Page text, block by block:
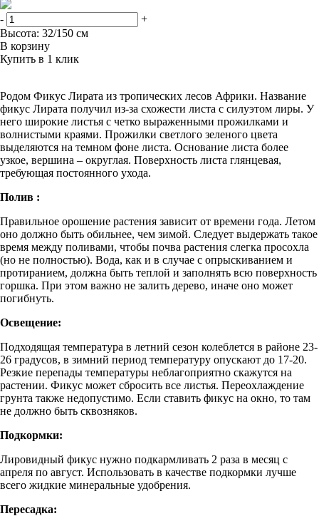
-
+
Высота: 32/150 см
В корзину
Купить в 1 клик
Родом Фикус Лирата из тропических лесов Африки. Название
фикус Лирата получил из-за схожести листа с силуэтом лиры. У
него широкие листья с четко выраженными прожилками и
волнистыми краями. Прожилки светлого зеленого цвета
выделяются на темном фоне листа. Основание листа более
узкое, вершина – округлая. Поверхность листа глянцевая,
требующая постоянного ухода.
Полив :
Правильное орошение растения зависит от времени года. Летом
оно должно быть обильнее, чем зимой. Следует выдержать такое
время между поливами, чтобы почва растения слегка просохла
(но не полностью). Вода, как и в случае с опрыскиванием и
протиранием, должна быть теплой и заполнять всю поверхность
горшка. При этом важно не залить дерево, иначе оно может
погибнуть.
Освещение:
Подходящая температура в летний сезон колеблется в районе 23-
26 градусов, в зимний период температуру опускают до 17-20.
Резкие перепады температуры неблагоприятно скажутся на
растении. Фикус может сбросить все листья. Переохлаждение
грунта также недопустимо. Если ставить фикус на окно, то там
не должно быть сквозняков.
Подкормки:
Лировидный фикус нужно подкармливать 2 раза в месяц с
апреля по август. Использовать в качестве подкормки лучше
всего жидкие минеральные удобрения.
Пересадка: